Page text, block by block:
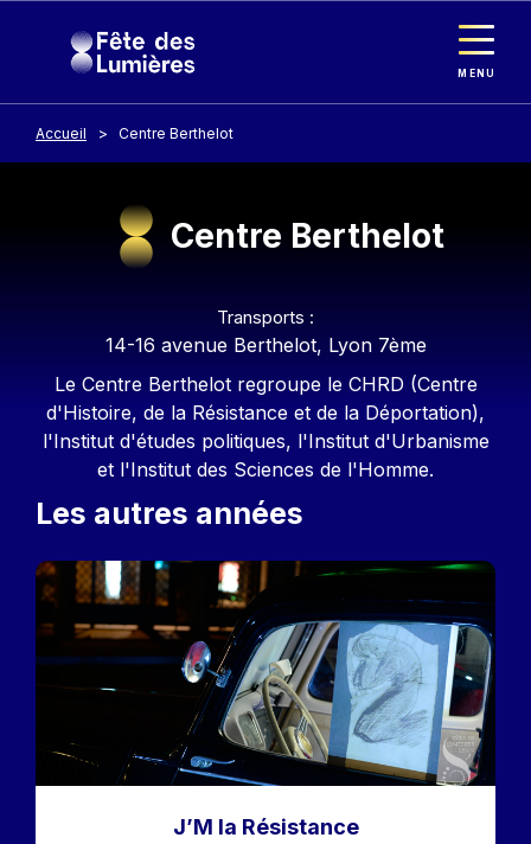
MENU
Accueil Centre Berthelot
Centre Berthelot
Transports :
14-16 avenue Berthelot, Lyon 7ème
Le Centre Berthelot regroupe le CHRD (Centre
d'Histoire, de la Résistance et de la Déportation),
l'Institut d'études politiques, l'Institut d'Urbanisme
et l'Institut des Sciences de l'Homme.
Les autres années
Image
J’M la Résistance